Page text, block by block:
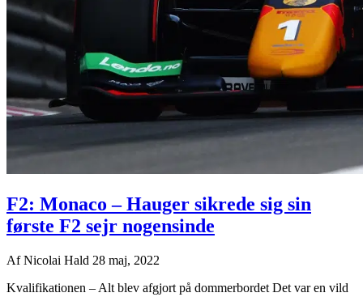
F2: Monaco – Hauger sikrede sig sin
første F2 sejr nogensinde
AfNicolai Hald 28 maj, 2022
Kvalifikationen – Alt blev afgjort på dommerbordet Det var en vild